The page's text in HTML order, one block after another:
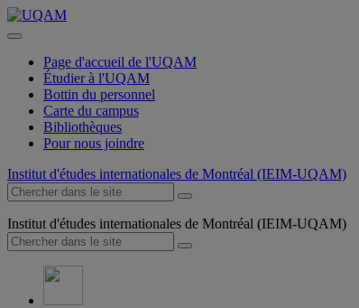
Page d'accueil de l'UQAM
Étudier à l'UQAM
Bottin du personnel
Carte du campus
Bibliothèques
Pour nous joindre
Institut d'études internationales de Montréal (IEIM-UQAM)
Institut d'études internationales de Montréal (IEIM-UQAM)